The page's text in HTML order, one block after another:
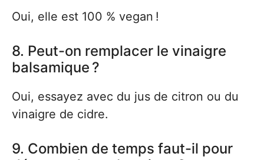
Oui, elle est 100 % vegan !
8. Peut-on remplacer le vinaigre
balsamique ?
Oui, essayez avec du jus de citron ou du
vinaigre de cidre.
9. Combien de temps faut-il pour